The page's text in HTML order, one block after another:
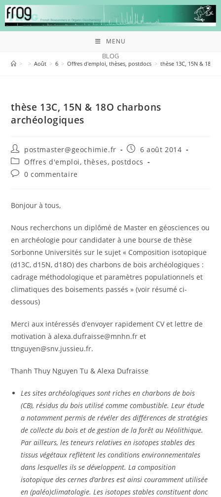
MENU
BLOG
> > Août > 6 > Offres d'emploi, thèses, postdocs > thèse 13C, 15N & 18O
thèse 13C, 15N & 18O charbons
archéologiques
postmaster@geochimie.fr
6 août 2014
Offres d'emploi, thèses, postdocs
0 commentaire
Bonjour à tous,
Nous recherchons un diplômé de Master en géosciences ou
en archéologie pour candidater à une bourse de thèse
Sorbonne Universités sur le sujet « Composition isotopique
(d13C, d15N, d18O) des charbons de bois archéologiques :
cadrage méthodologique et paramètres populationnels et
climatiques des boisements passés » (voir résumé ci-
dessous)
Merci aux intéressés d’envoyer rapidement CV et lettre de
motivation à alexa.dufraisse@mnhn.fr et
ttnguyen@snv.jussieu.fr.
Thanh Thuy Nguyen Tu & Alexa Dufraisse
Les sites archéologiques sont riches en charbons de bois
(CB), résidus du bois utilisé comme combustible. Leur étude
a notamment permis de révéler des différences de stratégies
de collecte du bois et de gestion de la forêt au Néolithique.
Par ailleurs, les teneurs relatives en isotopes stables des
tissus végétaux reflètent les conditions environnementales
dans lesquelles ils se développent. La composition
isotopique des cernes d’arbres est ainsi couramment utilisée
en (paléo)climatologie. Les isotopes stables constituent donc